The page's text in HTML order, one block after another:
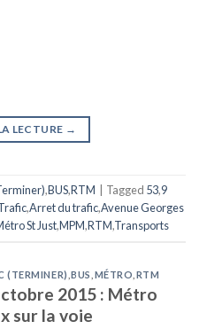
LECTURE →
,BUS,RTM Tagged 53,9
,Arret du trafic,Avenue Georges
St Just,MPM,RTM,Transports
(TERMINER) ,BUS MÉTRO RTM
2015 : Métro
sur la voie